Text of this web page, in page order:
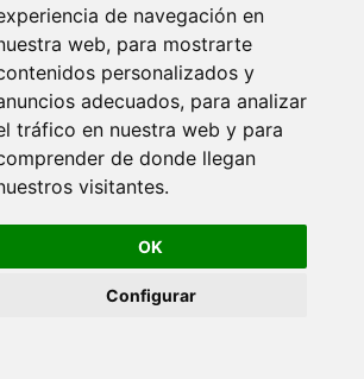
de navegación en
web, para mostrarte
personalizados y
adecuados, para analizar
tráfico en nuestra web y para
de donde llegan
visitantes.
OK
Configurar